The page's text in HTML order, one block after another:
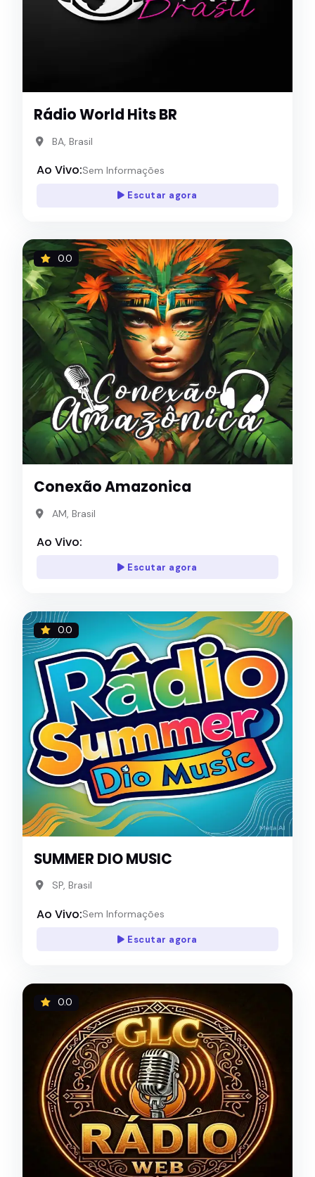
Rádio World Hits BR
BA, Brasil
Ao Vivo:Sem Informações
Escutar agora
0.0
Conexão Amazonica
AM, Brasil
Ao Vivo:
Escutar agora
0.0
SUMMER DIO MUSIC
SP, Brasil
Ao Vivo:Sem Informações
Escutar agora
0.0